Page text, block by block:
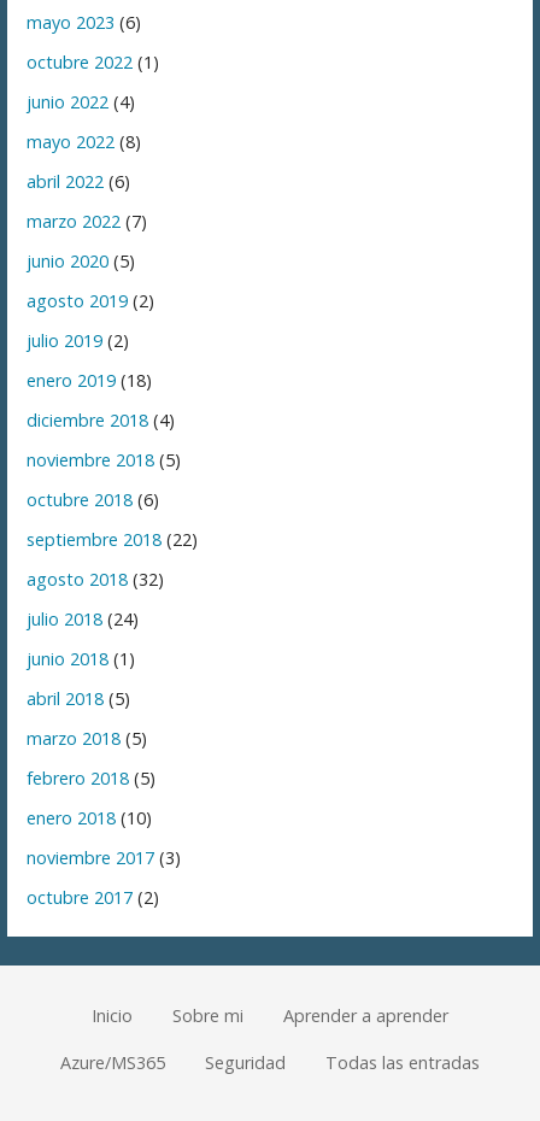
mayo 2023 (6)
octubre 2022 (1)
junio 2022 (4)
mayo 2022 (8)
abril 2022 (6)
marzo 2022 (7)
junio 2020 (5)
agosto 2019 (2)
julio 2019 (2)
enero 2019 (18)
diciembre 2018 (4)
noviembre 2018 (5)
octubre 2018 (6)
septiembre 2018 (22)
agosto 2018 (32)
julio 2018 (24)
junio 2018 (1)
abril 2018 (5)
marzo 2018 (5)
febrero 2018 (5)
enero 2018 (10)
noviembre 2017 (3)
octubre 2017 (2)
Inicio Sobre mi Aprender a aprender
Azure/MS365 Seguridad Todas las entradas